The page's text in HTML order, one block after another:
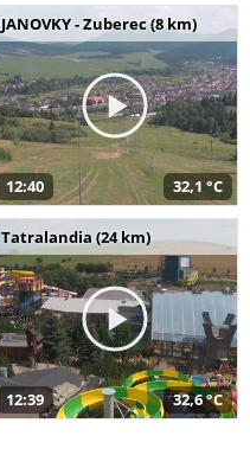
JANOVKY - Zuberec (8 km)
12:40 32,1 °C
Tatralandia (24 km)
12:39 32,6 °C